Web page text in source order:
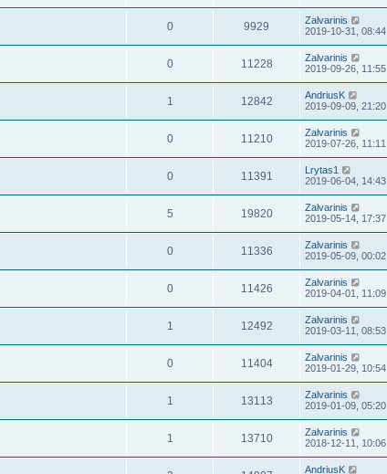
0 9929
Zalvarinis
2019-10-31, 08:44
0 11228
Zalvarinis
2019-09-26, 11:55
1 12842
AndriusK
2019-09-09, 21:20
0 11210
Zalvarinis
2019-07-26, 11:11
0 11391
Lrytas1
2019-06-04, 14:43
5 19820
Zalvarinis
2019-05-14, 17:37
0 11336
Zalvarinis
2019-05-09, 00:02
0 11426
Zalvarinis
2019-04-01, 11:09
1 12492
Zalvarinis
2019-03-11, 08:53
0 11404
Zalvarinis
2019-01-29, 10:54
1 13113
Zalvarinis
2019-01-09, 05:20
1 13710
Zalvarinis
2018-12-11, 10:06
AndriusK